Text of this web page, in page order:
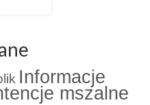
2019
2019
Informacje
mszalne